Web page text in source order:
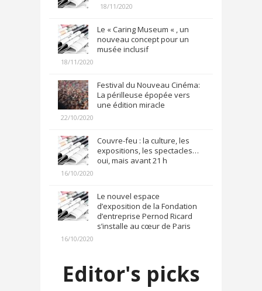
18/11/2020
Le « Caring Museum « , un
nouveau concept pour un
musée inclusif
18/11/2020
Festival du Nouveau Cinéma:
La périlleuse épopée vers
une édition miracle
22/10/2020
Couvre-feu : la culture, les
expositions, les spectacles…
oui, mais avant 21 h
16/10/2020
Le nouvel espace
d’exposition de la Fondation
d’entreprise Pernod Ricard
s’installe au cœur de Paris
16/10/2020
Editor's picks